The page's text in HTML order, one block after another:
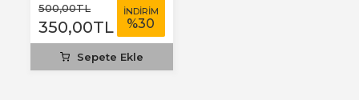
500,00TL
350,00TL
İNDİRİM
%30
Sepete Ekle